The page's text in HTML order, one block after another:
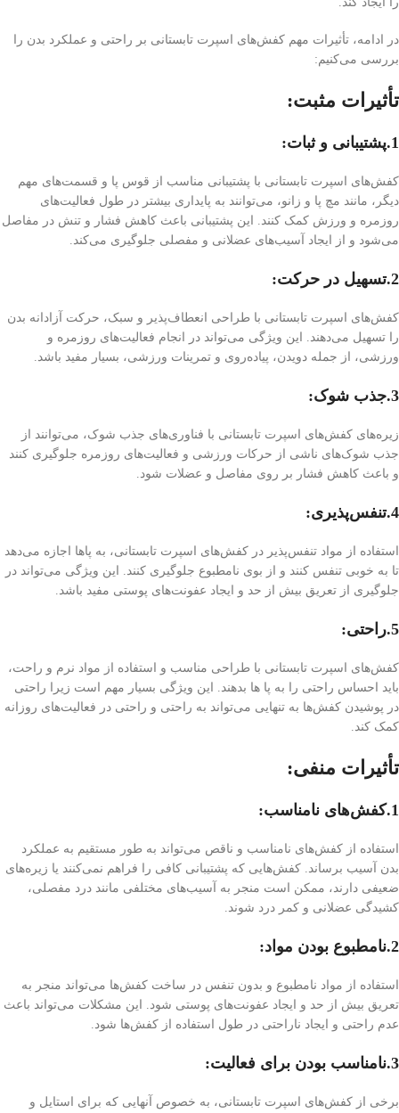
در ادامه، تأثیرات مهم کفش‌های اسپرت تابستانی بر راحتی و عملکرد بدن را
بررسی می‌کنیم:
تأثیرات مثبت:
1.پشتیبانی و ثبات:
کفش‌های اسپرت تابستانی با پشتیبانی مناسب از قوس پا و قسمت‌های مهم
دیگر، مانند مچ پا و زانو، می‌توانند به پایداری بیشتر در طول فعالیت‌های
روزمره و ورزش کمک کنند. این پشتیبانی باعث کاهش فشار و تنش در مفاصل
می‌شود و از ایجاد آسیب‌های عضلانی و مفصلی جلوگیری می‌کند.
2.تسهیل در حرکت:
کفش‌های اسپرت تابستانی با طراحی انعطاف‌پذیر و سبک، حرکت آزادانه بدن
را تسهیل می‌دهند. این ویژگی می‌تواند در انجام فعالیت‌های روزمره و
ورزشی، از جمله دویدن، پیاده‌روی و تمرینات ورزشی، بسیار مفید باشد.
3.جذب شوک:
زیره‌های کفش‌های اسپرت تابستانی با فناوری‌های جذب شوک، می‌توانند از
جذب شوک‌های ناشی از حرکات ورزشی و فعالیت‌های روزمره جلوگیری کنند
و باعث کاهش فشار بر روی مفاصل و عضلات شود.
4.تنفس‌پذیری:
استفاده از مواد تنفس‌پذیر در کفش‌های اسپرت تابستانی، به پاها اجازه می‌دهد
تا به خوبی تنفس کنند و از بوی نامطبوع جلوگیری کنند. این ویژگی می‌تواند در
جلوگیری از تعریق بیش از حد و ایجاد عفونت‌های پوستی مفید باشد.
5.راحتی:
کفش‌های اسپرت تابستانی با طراحی مناسب و استفاده از مواد نرم و راحت،
باید احساس راحتی را به پا ها بدهند. این ویژگی بسیار مهم است زیرا راحتی
در پوشیدن کفش‌ها به تنهایی می‌تواند به راحتی و راحتی در فعالیت‌های روزانه
کمک کند.
تأثیرات منفی:
1.کفش‌های نامناسب:
استفاده از کفش‌های نامناسب و ناقص می‌تواند به طور مستقیم به عملکرد
بدن آسیب برساند. کفش‌هایی که پشتیبانی کافی را فراهم نمی‌کنند یا زیره‌های
ضعیفی دارند، ممکن است منجر به آسیب‌های مختلفی مانند درد مفصلی،
کشیدگی عضلانی و کمر درد شوند.
2.نامطبوع بودن مواد:
استفاده از مواد نامطبوع و بدون تنفس در ساخت کفش‌ها می‌تواند منجر به
تعریق بیش از حد و ایجاد عفونت‌های پوستی شود. این مشکلات می‌تواند باعث
عدم راحتی و ایجاد ناراحتی در طول استفاده از کفش‌ها شود.
3.نامناسب بودن برای فعالیت:
برخی از کفش‌های اسپرت تابستانی، به خصوص آنهایی که برای استایل و